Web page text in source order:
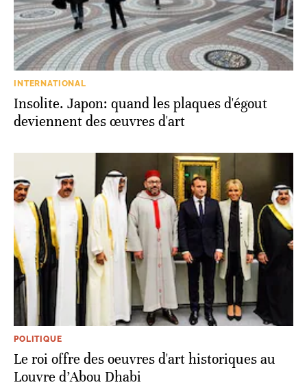
INTERNATIONAL
Insolite. Japon: quand les plaques d'égout
deviennent des œuvres d'art
POLITIQUE
Le roi offre des oeuvres d'art historiques au
Louvre d’Abou Dhabi